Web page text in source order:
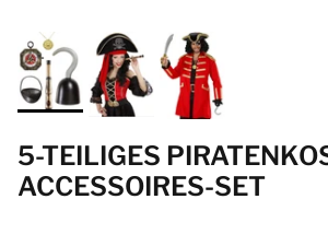
5-TEILIGES
ACCESSOIRES-SET